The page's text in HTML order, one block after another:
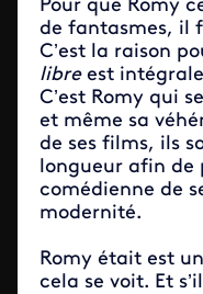
Pour que Romy
de fantasmes, il
C’est la raison
libreest
C’est Romy qui
et même sa
de ses films, ils
longueur afin de
comédienne de
modernité.
Romy était est
cela se voit. Et